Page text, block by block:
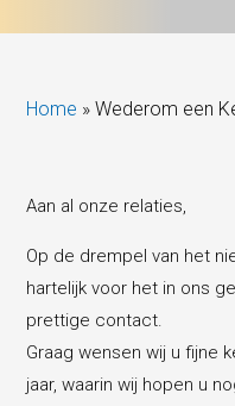
Home »Wederom een
Aan al onze relaties,
Op de drempel van het
hartelijk voor het in ons
prettige contact.
Graag wensen wij u fijne
jaar, waarin wij hopen u